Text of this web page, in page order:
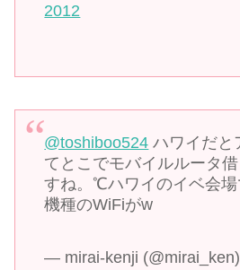
2012
@toshiboo524 ハワイだと
てとこでモバイルルータ
すね。℃ハワイのイベ会場
機種のWiFiがw
— mirai-kenji